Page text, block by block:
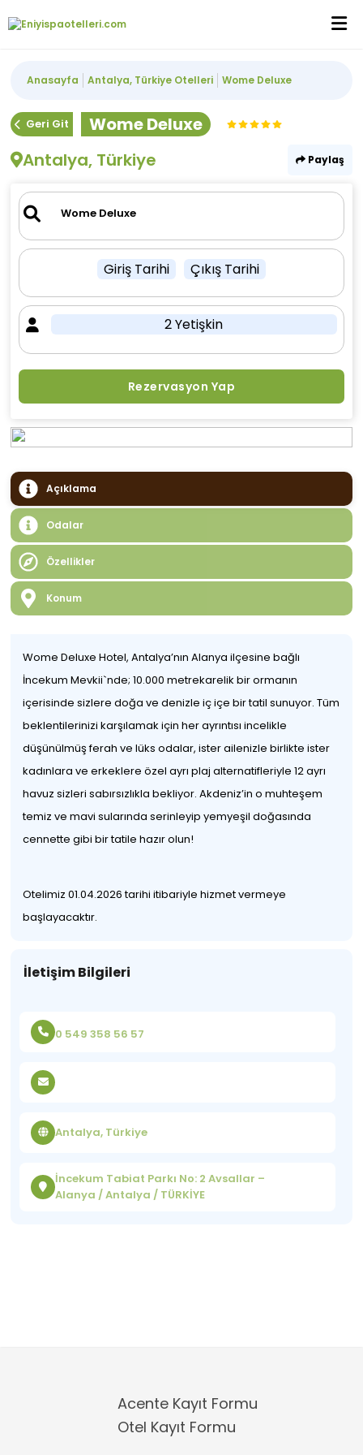
Anasayfa Antalya, Türkiye Otelleri Wome Deluxe
Geri Git
Wome Deluxe
Antalya, Türkiye
Paylaş
Giriş Tarihi Çıkış Tarihi
2 Yetişkin
Rezervasyon Yap
Açıklama
Odalar
Özellikler
Konum
Wome Deluxe Hotel, Antalya’nın Alanya ilçesine bağlı
İncekum Mevkii`nde; 10.000 metrekarelik bir ormanın
içerisinde sizlere doğa ve denizle iç içe bir tatil sunuyor. Tüm
beklentilerinizi karşılamak için her ayrıntısı incelikle
düşünülmüş ferah ve lüks odalar, ister ailenizle birlikte ister
kadınlara ve erkeklere özel ayrı plaj alternatifleriyle 12 ayrı
havuz sizleri sabırsızlıkla bekliyor. Akdeniz’in o muhteşem
temiz ve mavi sularında serinleyip yemyeşil doğasında
cennette gibi bir tatile hazır olun!
Otelimiz 01.04.2026 tarihi itibariyle hizmet vermeye
başlayacaktır.
İletişim Bilgileri
0 549 358 56 57
Antalya, Türkiye
İncekum Tabiat Parkı No: 2 Avsallar –
Alanya / Antalya / TÜRKİYE
Acente Kayıt Formu
Otel Kayıt Formu